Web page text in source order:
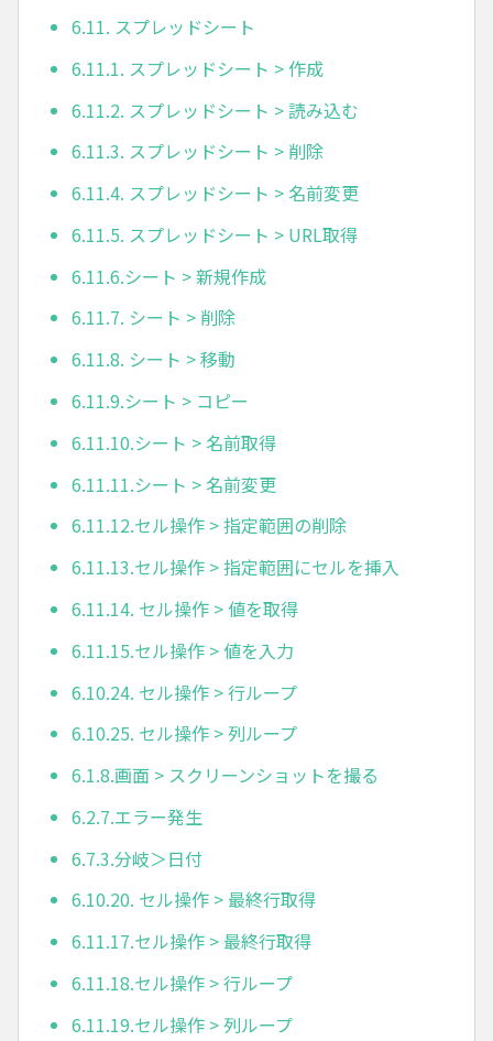
6.11. スプレッドシート
6.11.1. スプレッドシート > 作成
6.11.2. スプレッドシート > 読み込む
6.11.3. スプレッドシート > 削除
6.11.4. スプレッドシート > 名前変更
6.11.5. スプレッドシート > URL取得
6.11.6.シート > 新規作成
6.11.7. シート > 削除
6.11.8. シート > 移動
6.11.9.シート > コピー
6.11.10.シート > 名前取得
6.11.11.シート > 名前変更
6.11.12.セル操作 > 指定範囲の削除
6.11.13.セル操作 > 指定範囲にセルを挿入
6.11.14. セル操作 > 値を取得
6.11.15.セル操作 > 値を入力
6.10.24. セル操作 > 行ループ
6.10.25. セル操作 > 列ループ
6.1.8.画面 > スクリーンショットを撮る
6.2.7.エラー発生
6.7.3.分岐＞日付
6.10.20. セル操作 > 最終行取得
6.11.17.セル操作 > 最終行取得
6.11.18.セル操作 > 行ループ
6.11.19.セル操作 > 列ループ